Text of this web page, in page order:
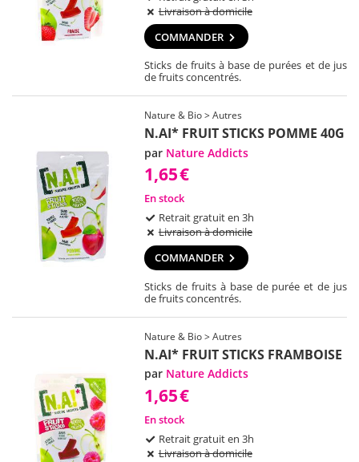
Livraison à domicile
COMMANDER
Sticks de fruits à base de purées et de jus
de fruits concentrés.
Nature & Bio > Autres
N.AI* FRUIT STICKS POMME 40G
par Nature Addicts
1,65€
En stock
Retrait gratuit en 3h
Livraison à domicile
COMMANDER
Sticks de fruits à base de purée et de jus
de fruits concentrés.
Nature & Bio > Autres
N.AI* FRUIT STICKS FRAMBOISE
par Nature Addicts
1,65€
En stock
Retrait gratuit en 3h
Livraison à domicile